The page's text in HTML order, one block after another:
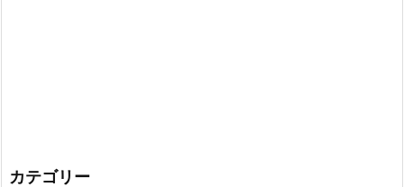
カテゴリー